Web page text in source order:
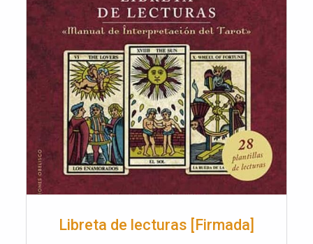
Libreta de lecturas [Firmada]